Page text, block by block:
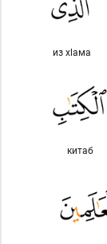
из хlама
китаб